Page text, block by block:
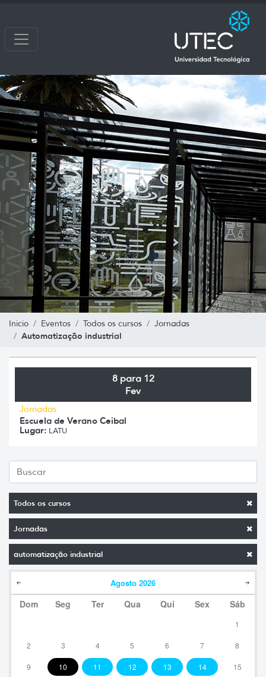
Inicio Eventos Todos os cursos Jornadas
Automatização industrial
Todos os cursos
Jornadas
automatização industrial
Agosto 2026
Dom Seg Ter Qua Qui Sex Sáb
1
2 3 4 5 6 7 8
9 10 11 12 13 14 15
8 para 12
Fev
Jornadas
Escuela de Verano Ceibal
Lugar: LATU